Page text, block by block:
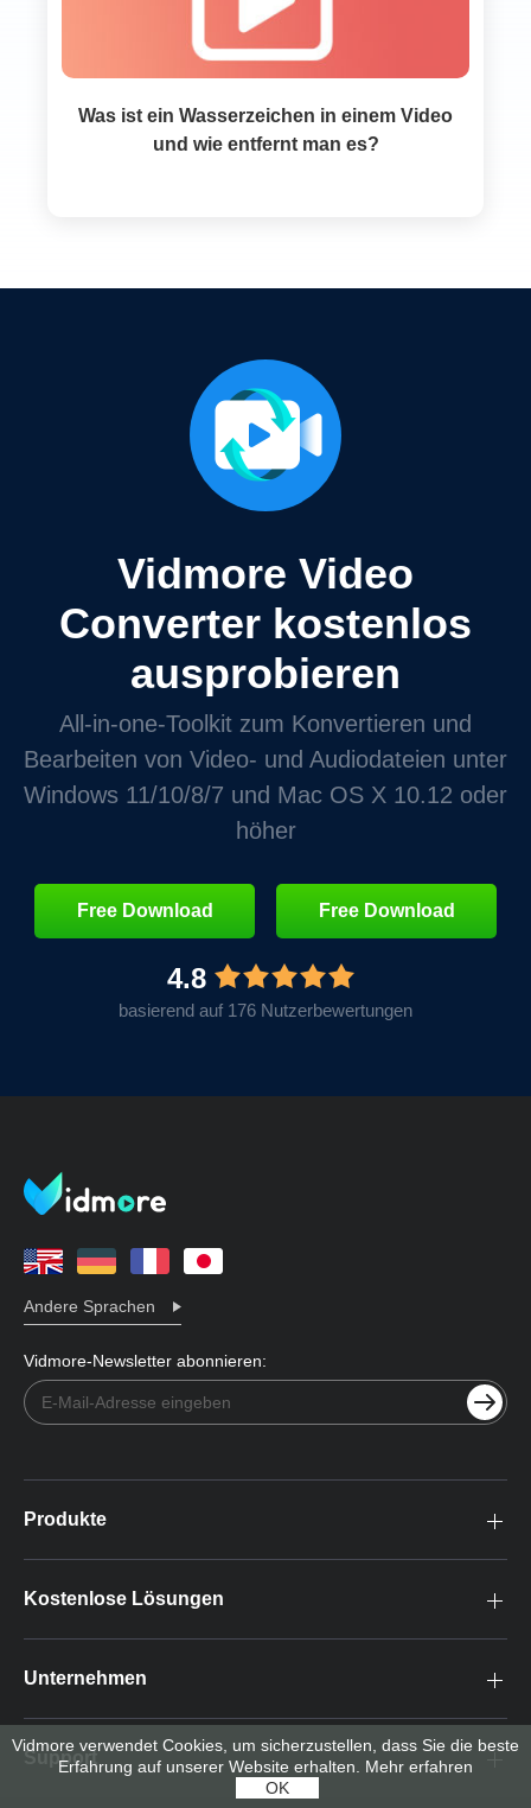
Was ist ein Wasserzeichen in einem Video
und wie entfernt man es?
Vidmore Video
Converter kostenlos
ausprobieren
All‑in‑one‑Toolkit zum Konvertieren und
Bearbeiten von Video‑ und Audiodateien unter
Windows 11/10/8/7 und Mac OS X 10.12 oder
höher
Free Download Free Download
4.8
basierend auf 176 Nutzerbewertungen
Andere Sprachen
Vidmore-Newsletter abonnieren:
Produkte
Kostenlose Lösungen
Unternehmen
Support
Vidmore verwendet Cookies, um sicherzustellen, dass Sie die beste
Erfahrung auf unserer Website erhalten. Mehr erfahren
OK